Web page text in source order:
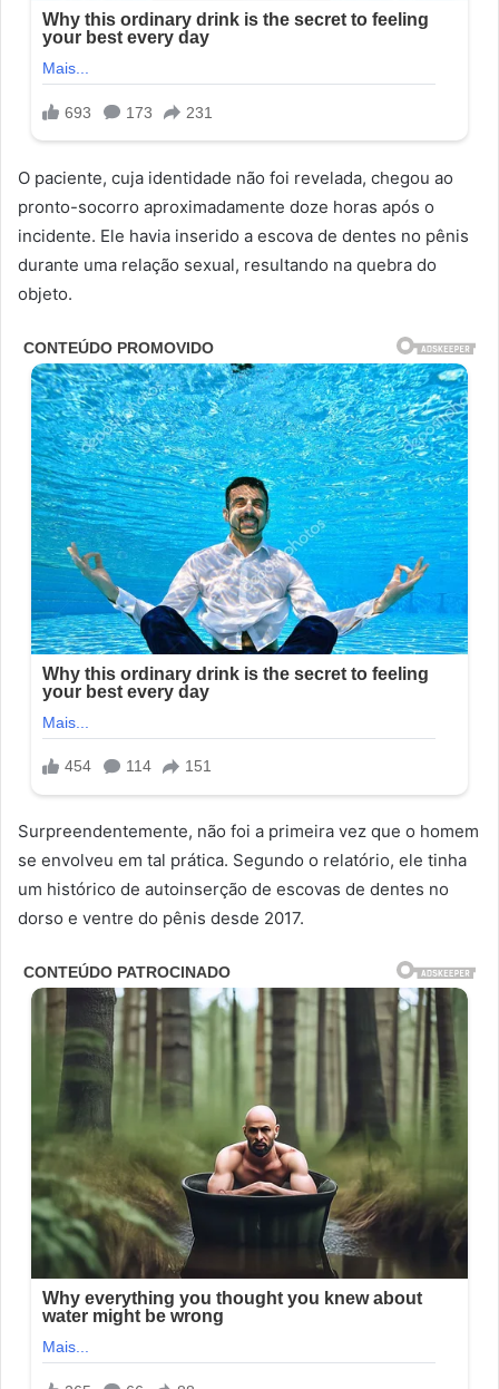
O paciente, cuja identidade não foi revelada, chegou ao
pronto-socorro aproximadamente doze horas após o
incidente. Ele havia inserido a escova de dentes no pênis
durante uma relação sexual, resultando na quebra do
objeto.
Surpreendentemente, não foi a primeira vez que o homem
se envolveu em tal prática. Segundo o relatório, ele tinha
um histórico de autoinserção de escovas de dentes no
dorso e ventre do pênis desde 2017.